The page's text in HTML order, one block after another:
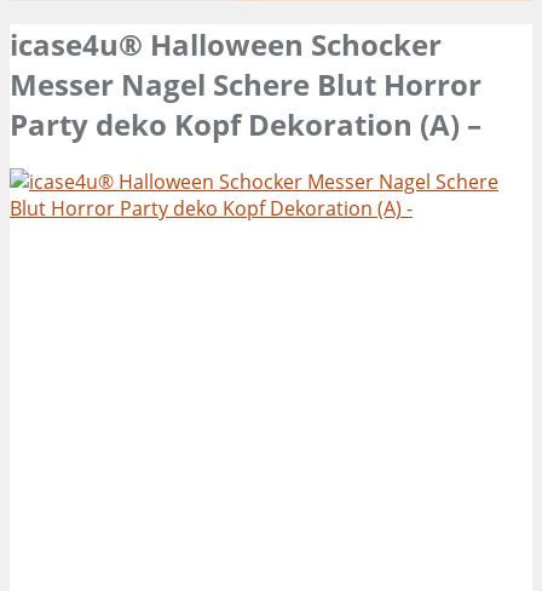
icase4u® Halloween Schocker
Messer Nagel Schere Blut Horror
Party deko Kopf Dekoration (A) –